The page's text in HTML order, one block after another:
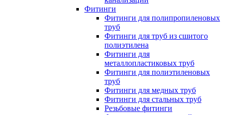
Фитинги
Фитинги для полипропиленовых
труб
Фитинги для труб из сшитого
полиэтилена
Фитинги для
металлопластиковых труб
Фитинги для полиэтиленовых
труб
Фитинги для медных труб
Фитинги для стальных труб
Резьбовые фитинги